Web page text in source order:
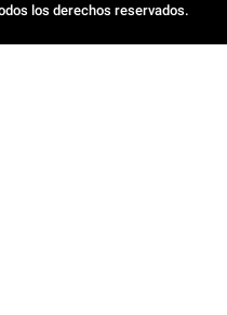
los derechos reservados.